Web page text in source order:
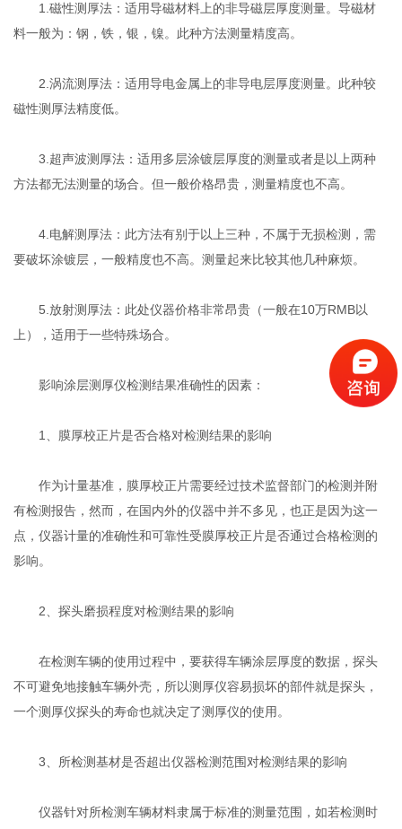
1.磁性测厚法：适用导磁材料上的非导磁层厚度测量。导磁材
料一般为：钢，铁，银，镍。此种方法测量精度高。
2.涡流测厚法：适用导电金属上的非导电层厚度测量。此种较
磁性测厚法精度低。
3.超声波测厚法：适用多层涂镀层厚度的测量或者是以上两种
方法都无法测量的场合。但一般价格昂贵，测量精度也不高。
4.电解测厚法：此方法有别于以上三种，不属于无损检测，需
要破坏涂镀层，一般精度也不高。测量起来比较其他几种麻烦。
5.放射测厚法：此处仪器价格非常昂贵（一般在10万RMB以
上），适用于一些特殊场合。
影响涂层测厚仪检测结果准确性的因素：
1、膜厚校正片是否合格对检测结果的影响
作为计量基准，膜厚校正片需要经过技术监督部门的检测并附
有检测报告，然而，在国内外的仪器中并不多见，也正是因为这一
点，仪器计量的准确性和可靠性受膜厚校正片是否通过合格检测的
影响。
2、探头磨损程度对检测结果的影响
在检测车辆的使用过程中，要获得车辆涂层厚度的数据，探头
不可避免地接触车辆外壳，所以测厚仪容易损坏的部件就是探头，
一个测厚仪探头的寿命也就决定了测厚仪的使用。
3、所检测基材是否超出仪器检测范围对检测结果的影响
仪器针对所检测车辆材料隶属于标准的测量范围，如若检测时